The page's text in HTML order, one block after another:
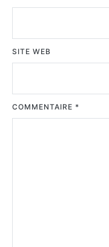
SITE WEB
COMMENTAIRE *